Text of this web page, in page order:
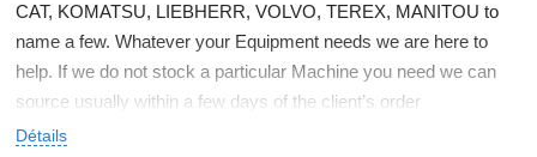
CAT, KOMATSU, LIEBHERR, VOLVO, TEREX, MANITOU to
name a few. Whatever your Equipment needs we are here to
help. If we do not stock a particular Machine you need we can
source usually within a few days of the client’s order
Détails